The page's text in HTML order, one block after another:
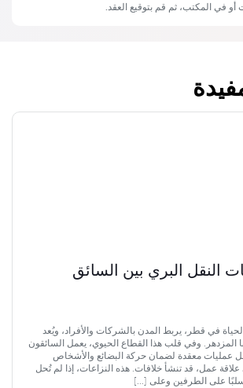
أو في المكتب، ثم قم بتوقيع العقد.
النقل البري بين السائق
في قطر، يربط المدن بالشركات والأفراد، ويُعد
المزدهر. وفي قلب هذا القطاع الحيوي، يعمل السائقون
عمليات معقدة لضمان حركة البضائع والأشخاص
عمل، قد تنشأ خلافات. هذه النزاعات، إذا لم تُحل
سلبًا على الطرفين وعلى […]